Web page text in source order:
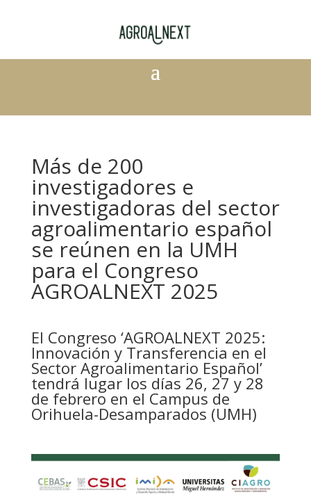
Más de 200
investigadores e
investigadoras del sector
agroalimentario español
se reúnen en la UMH
para el Congreso
AGROALNEXT 2025
El Congreso ‘AGROALNEXT 2025:
Innovación y Transferencia en el
Sector Agroalimentario Español’
tendrá lugar los días 26, 27 y 28
de febrero en el Campus de
Orihuela-Desamparados (UMH)